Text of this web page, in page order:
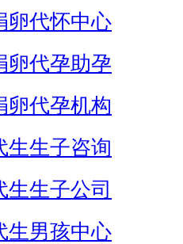
卵代怀中心
卵代孕助孕
卵代孕机构
生生子咨询
生生子公司
生男孩中心